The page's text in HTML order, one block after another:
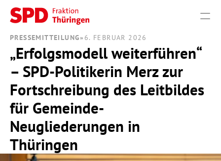
THEMEN
VERANSTALTUNGEN
PRODUCT
Design
Content
Publish
PRESSEMITTEILUNG» 6. FEBRUAR 2026
„Erfolgsmodell weiterführen“
– SPD-Politikerin Merz zur
Fortschreibung des Leitbildes
für Gemeinde-
Neugliederungen in
Thüringen